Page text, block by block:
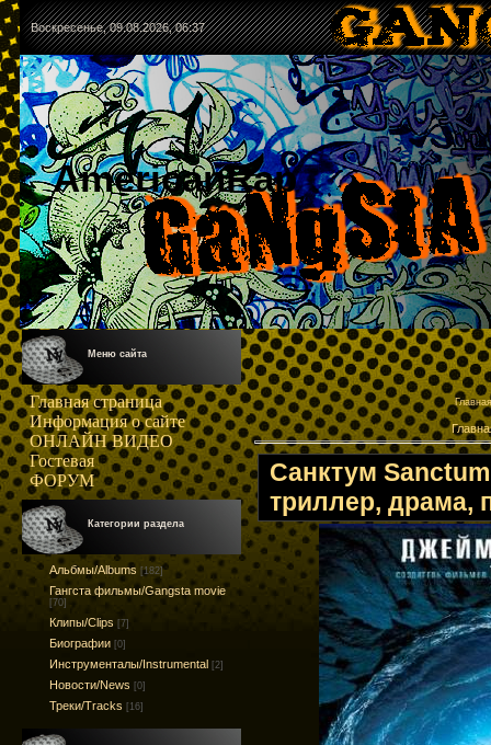
Воскресенье, 09.08.2026, 06:37
AmericanRap
Меню сайта
Главная страница
Информация о сайте
ОНЛАЙН ВИДЕО
Гостевая
ФОРУМ
Категории раздела
Альбмы/Albums [182]
Гангста фильмы/Gangsta movie
[70]
Клипы/Clips [7]
Биографии [0]
Инструменталы/Instrumental [2]
Новости/News [0]
Треки/Tracks [16]
Главная
Санктум
триллер, драма,